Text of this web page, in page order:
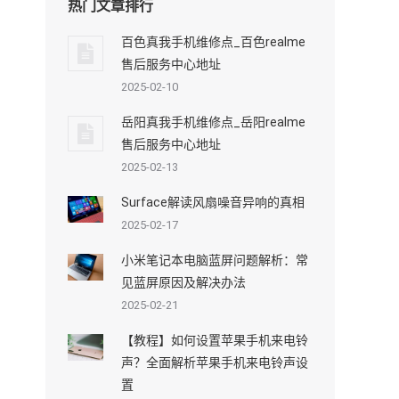
热门文章排行
百色真我手机维修点_百色realme
售后服务中心地址
2025-02-10
岳阳真我手机维修点_岳阳realme
售后服务中心地址
2025-02-13
Surface解读风扇噪音异响的真相
2025-02-17
小米笔记本电脑蓝屏问题解析：常
见蓝屏原因及解决办法
2025-02-21
【教程】如何设置苹果手机来电铃
声？全面解析苹果手机来电铃声设
置